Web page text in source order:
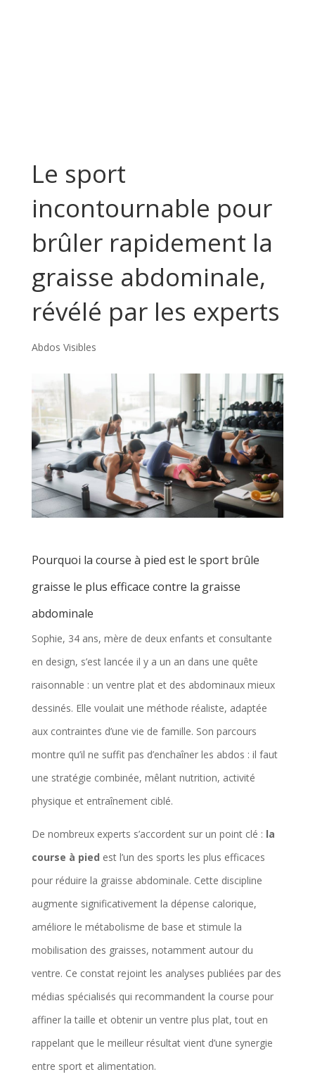
Le sport
incontournable pour
brûler rapidement la
graisse abdominale,
révélé par les experts
Abdos Visibles
Pourquoi la course à pied est le sport brûle
graisse le plus efficace contre la graisse
abdominale
Sophie, 34 ans, mère de deux enfants et consultante
en design, s’est lancée il y a un an dans une quête
raisonnable : un ventre plat et des abdominaux mieux
dessinés. Elle voulait une méthode réaliste, adaptée
aux contraintes d’une vie de famille. Son parcours
montre qu’il ne suffit pas d’enchaîner les abdos : il faut
une stratégie combinée, mêlant nutrition, activité
physique et entraînement ciblé.
De nombreux experts s’accordent sur un point clé : la
course à pied est l’un des sports les plus efficaces
pour réduire la graisse abdominale. Cette discipline
augmente significativement la dépense calorique,
améliore le métabolisme de base et stimule la
mobilisation des graisses, notamment autour du
ventre. Ce constat rejoint les analyses publiées par des
médias spécialisés qui recommandent la course pour
affiner la taille et obtenir un ventre plus plat, tout en
rappelant que le meilleur résultat vient d’une synergie
entre sport et alimentation.